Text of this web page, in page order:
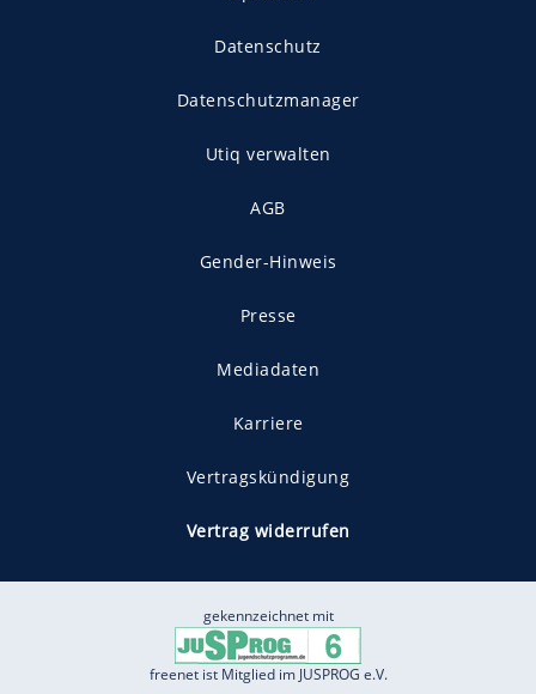
Datenschutz
Datenschutzmanager
Utiq verwalten
AGB
Gender-Hinweis
Presse
Mediadaten
Karriere
Vertragskündigung
Vertrag widerrufen
gekennzeichnet mit
freenet ist Mitglied im JUSPROG e.V.